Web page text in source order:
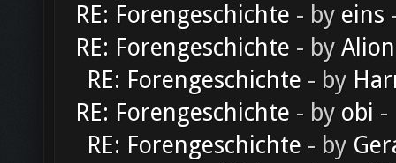
RE: Forengeschichte - by eins
RE: Forengeschichte - by Alion
RE: Forengeschichte - by
RE: Forengeschichte - by obi -
RE: Forengeschichte - by